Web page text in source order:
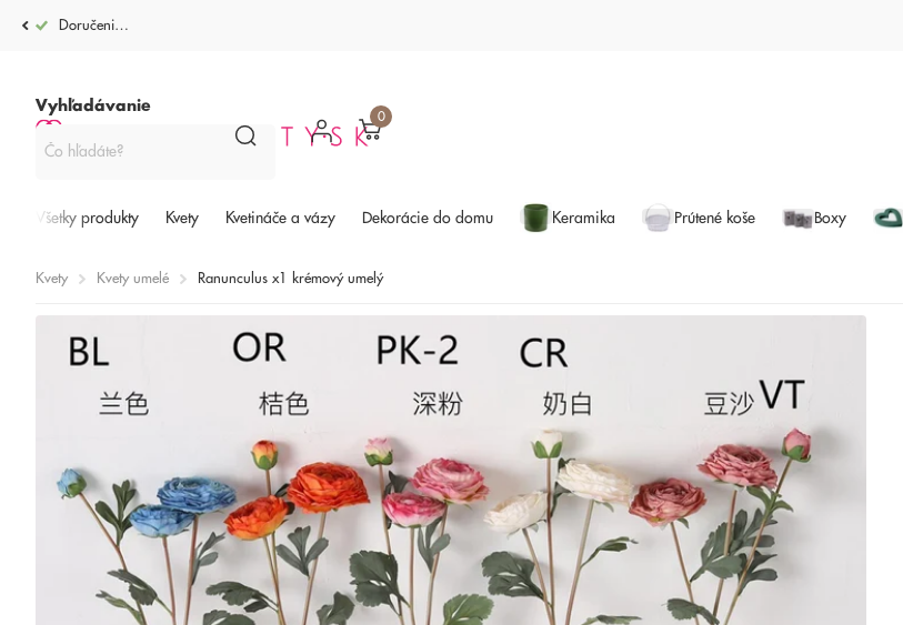
Doručenie po celej SR od 4,99€
Vyhľadávanie
0
Všetky produkty Kvety Kvetináče a vázy Dekorácie do domu Keramika Prútené koše Boxy
Kvety Kvety umelé Ranunculus x1 krémový umelý